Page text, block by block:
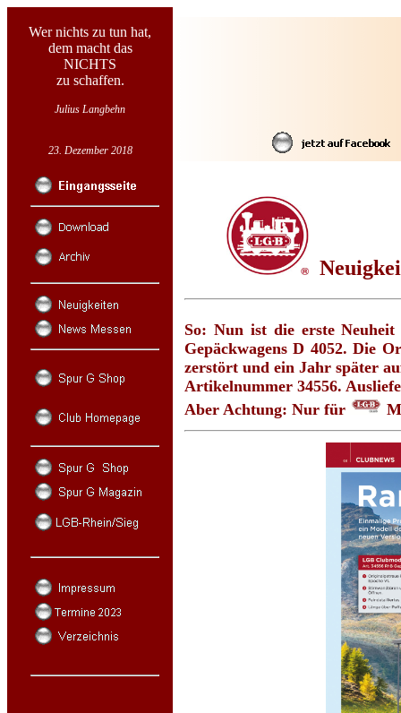
Wer nichts zu tun hat,
dem macht das
NICHTS
zu schaffen.
Julius Langbehn
23. Dezember 2018
So: Nun ist die erste
Gepäckwagens D 4052. Die
zerstört und ein Jahr später
Artikelnummer 34556.
Aber Achtung: Nur für